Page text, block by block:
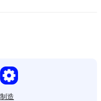
制造